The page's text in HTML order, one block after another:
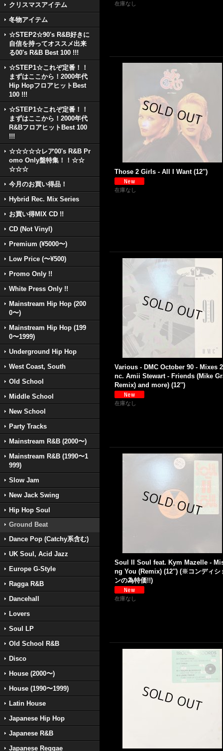
クリスマスアイテム
冬物アイテム
☆STEP2☆90's R&B好きに
自信を持ってオススメ出来
る00's R&B Best 100 !!!
☆STEP1☆これぞ定番！！
まずはここから！2000年代
Hip HopフロアヒットBest
100 !!!
☆STEP1☆これぞ定番！！
まずはここから！2000年代
R&BフロアヒットBest 100
!!!
☆☆☆☆☆レア00's R&B Pr
omo Only盤特集！！☆☆
☆☆☆
今月のお買い得品！
Hybrid Rec. Mix Series
お買い得MIX CD !!
CD (Not Vinyl)
Premium (¥5000〜)
Low Price (〜¥500)
Promo Only !!
White Press Only !!
Mainstream Hip Hop (200
0〜)
Mainstream Hip Hop (199
0〜1999)
Underground Hip Hop
West Coast, South
Old School
Middle School
New School
Party Tracks
Mainstream R&B (2000〜)
Mainstream R&B (1990〜1
999)
Slow Jam
New Jack Swing
Hip Hop Soul
Ground Beat
Dance Pop (Catchy系含む)
UK Soul, Acid Jazz
Europe G-Style
Ragga R&B
Dancehall
Lovers
Soul LP
Old School R&B
Disco
House (2000〜)
House (1990〜1999)
Latin House
Japanese Hip Hop
Japanese R&B
Japanese Reggae
在庫なし
Those 2 Girls - All I Want (12'')
在庫なし
Various - DMC October 90 - Mixes
nc. Amii Stewart - Friends (Mike
Remix) and more) (12'')
在庫なし
Soul II Soul feat. Kym Mazelle -
ng You (Remix) (12'') (※コンディシ
ンの為特価!!)
在庫なし